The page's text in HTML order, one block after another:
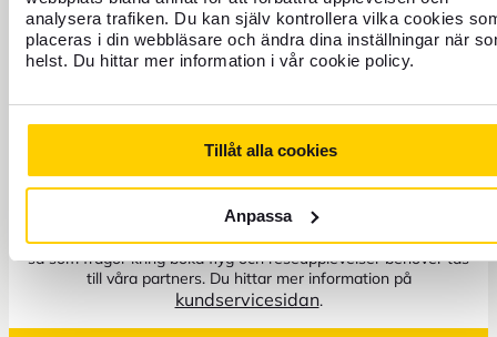
analysera trafiken. Du kan själv kontrollera vilka cookies
placeras i din webbläsare och ändra dina inställningar när
helst. Du hittar mer information i vår cookie policy.
Tillåt alla cookies
Anpassa
+46 771 22 22 21
Kundservice: Telefon vardagar 8–17
Spärra kort öppet dygnet runt
Det går även bra att maila oss, tänk då på att vissa ärenden
så som frågor kring boka flyg och reseupplevelser behöver tas
till våra partners. Du hittar mer information på
kundservicesidan.